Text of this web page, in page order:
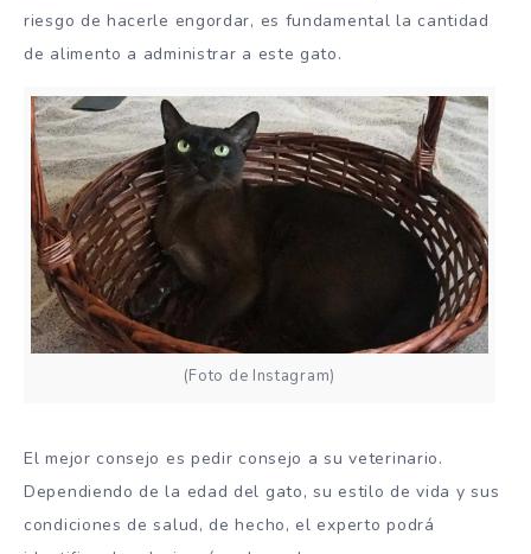
riesgo de hacerle engordar, es fundamental la cantidad
de alimento a administrar a este gato.
(Foto de Instagram)
El mejor consejo es pedir consejo a su veterinario.
Dependiendo de la edad del gato, su estilo de vida y sus
condiciones de salud, de hecho, el experto podrá